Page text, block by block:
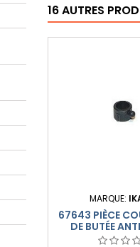
16 AUTRES
MARQUE:
67643 PIÈCE
DE BUTÉE